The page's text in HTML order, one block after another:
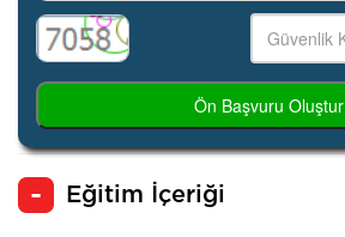
Ön Başvuru Oluştur
Eğitim İçeriği